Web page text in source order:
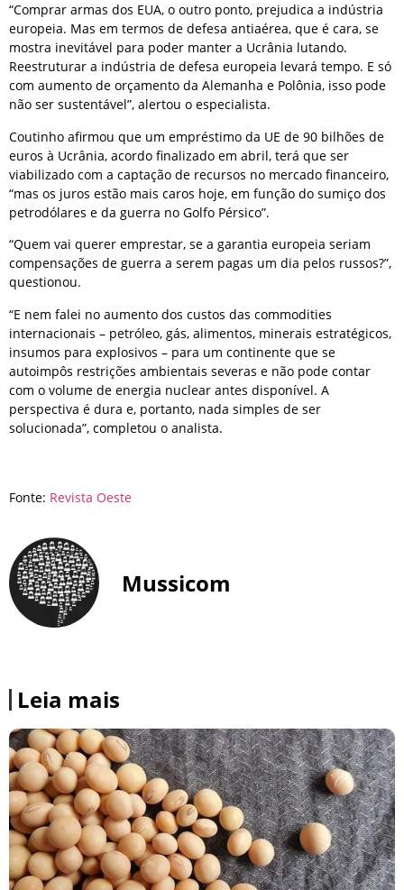
“Comprar armas dos EUA, o outro ponto, prejudica a indústria
europeia. Mas em termos de defesa antiaérea, que é cara, se
mostra inevitável para poder manter a Ucrânia lutando.
Reestruturar a indústria de defesa europeia levará tempo. E só
com aumento de orçamento da Alemanha e Polônia, isso pode
não ser sustentável”, alertou o especialista.
Coutinho afirmou que um empréstimo da UE de 90 bilhões de
euros à Ucrânia, acordo finalizado em abril, terá que ser
viabilizado com a captação de recursos no mercado financeiro,
“mas os juros estão mais caros hoje, em função do sumiço dos
petrodólares e da guerra no Golfo Pérsico”.
“Quem vai querer emprestar, se a garantia europeia seriam
compensações de guerra a serem pagas um dia pelos russos?”,
questionou.
“E nem falei no aumento dos custos das commodities
internacionais – petróleo, gás, alimentos, minerais estratégicos,
insumos para explosivos – para um continente que se
autoimpôs restrições ambientais severas e não pode contar
com o volume de energia nuclear antes disponível. A
perspectiva é dura e, portanto, nada simples de ser
solucionada”, completou o analista.
Fonte: Revista Oeste
Mussicom
Leia mais